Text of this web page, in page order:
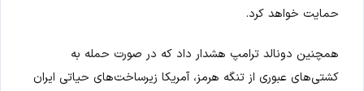
حمایت خواهد کرد.
همچنین دونالد ترامپ هشدار داد که در صورت حمله به
کشتی‌های عبوری از تنگه هرمز، آمریکا زیرساخت‌های حیاتی ایران